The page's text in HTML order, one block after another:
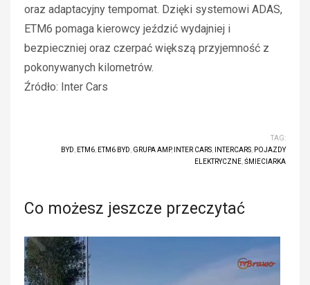
oraz adaptacyjny tempomat. Dzięki systemowi ADAS,
ETM6 pomaga kierowcy jeździć wydajniej i
bezpieczniej oraz czerpać większą przyjemność z
pokonywanych kilometrów.
Źródło: Inter Cars
TAG:
BYD, ETM6, ETM6 BYD, GRUPA AMP, INTER CARS, INTERCARS, POJAZDY
ELEKTRYCZNE,ŚMIECIARKA
Co możesz jeszcze przeczytać